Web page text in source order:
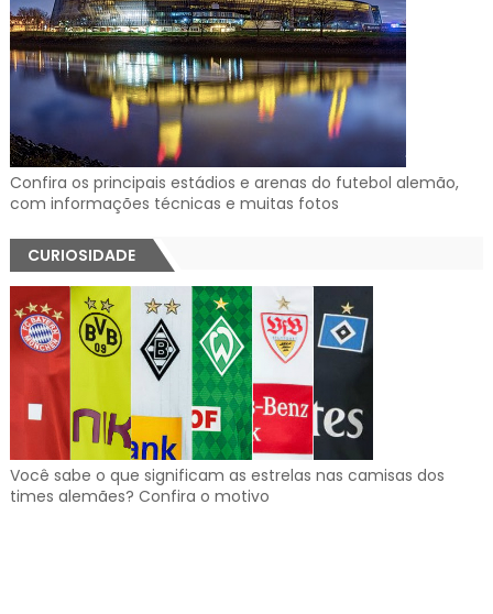
Confira os principais estádios e arenas do futebol alemão,
com informações técnicas e muitas fotos
CURIOSIDADE
Você sabe o que significam as estrelas nas camisas dos
times alemães? Confira o motivo